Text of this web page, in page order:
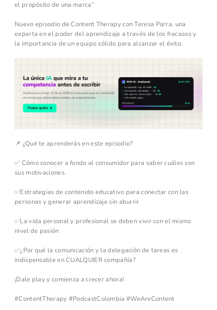
el propósito de una marca”
Nuevo episodio de Content Therapy con Teresa Parra, una
experta en el poder del aprendizaje a través de los fracasos y
la importancia de un equipo sólido para alcanzar el éxito.
📌 ¿Qué te aprenderás en este episodio?
✅ Cómo conocer a fondo al consumidor para saber cuáles son
sus motivaciones.
✅Estrategias de contenido educativo para conectar con las
personas y generar aprendizaje sin aburrir
✅La vida personal y profesional se deben vivir con el mismo
nivel de pasión
✅¿Por qué la comunicación y la delegación de tareas es
indispensable en CUALQUIER compañía?
¡Dale play y comienza a crecer ahora!
#ContentTherapy #PodcastColombia #WeAreContent